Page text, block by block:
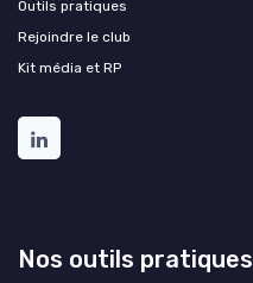
Outils pratiques
Rejoindre le club
Kit média et RP
Nos outils pratiques